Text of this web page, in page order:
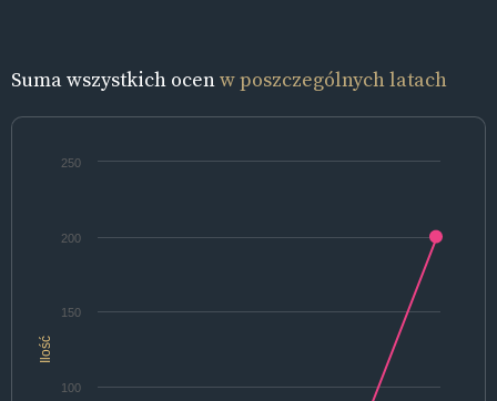
Suma wszystkich ocenw poszczególnych latach
Ilość
100
150
200
250